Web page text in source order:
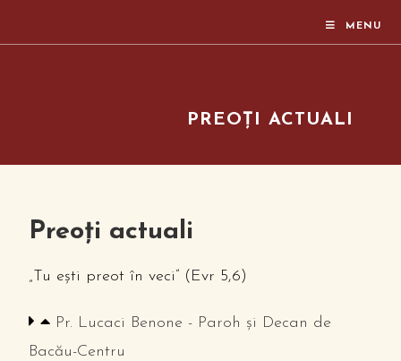
MENU
PREOȚI ACTUALI
Preoți actuali
„Tu ești preot în veci” (Evr 5,6)
Pr. Lucaci Benone - Paroh și Decan de
Bacău-Centru